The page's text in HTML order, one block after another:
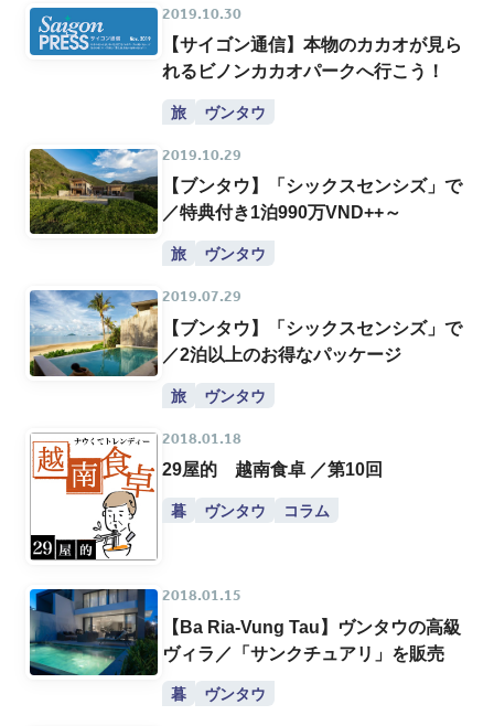
2019.10.30
【サイゴン通信】本物のカカオが見ら
れるビノンカカオパークへ行こう！
旅 ヴンタウ
2019.10.29
【ブンタウ】「シックスセンシズ」で
／特典付き1泊990万VND++～
旅 ヴンタウ
2019.07.29
【ブンタウ】「シックスセンシズ」で
／2泊以上のお得なパッケージ
旅 ヴンタウ
2018.01.18
29屋的 越南食卓 ／第10回
暮 ヴンタウ コラム
2018.01.15
【Ba Ria-Vung Tau】ヴンタウの高級
ヴィラ／「サンクチュアリ」を販売
暮 ヴンタウ